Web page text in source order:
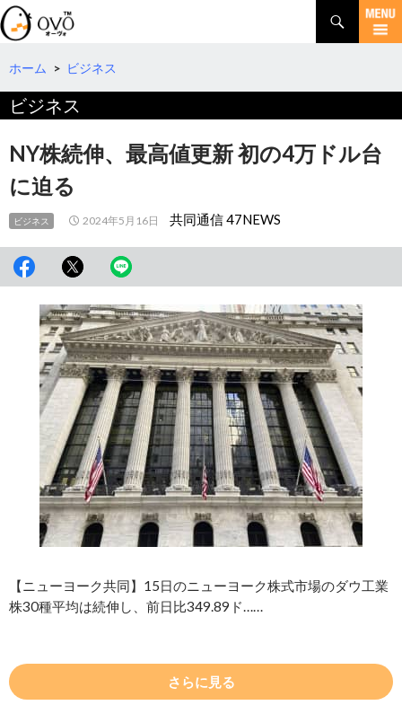
検
索
コ
テ
へ
移
動
ホーム > ビジネス
ビジネス
NY株続伸、最高値更新 初の4万ドル台
に迫る
ビジネス 2024年5月16日 共同通信 47NEWS
【ニューヨーク共同】15日のニューヨーク株式市場のダウ工業
株30種平均は続伸し、前日比349.89ド……
さらに見る